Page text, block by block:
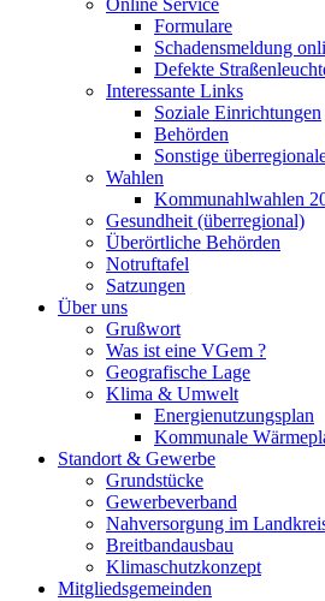
Online Service
Formulare
Schadensmeldung
Defekte
Interessante Links
Soziale Einrichtungen
Behörden
Sonstige
Wahlen
Kommunahlwahlen
Gesundheit (überregional)
Überörtliche Behörden
Notruftafel
Satzungen
Über uns
Grußwort
Was ist eine VGem ?
Geografische Lage
Klima & Umwelt
Energienutzungsplan
Kommunale
Standort & Gewerbe
Grundstücke
Gewerbeverband
Nahversorgung im
Breitbandausbau
Klimaschutzkonzept
Mitgliedsgemeinden